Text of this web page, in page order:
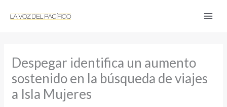
Despegar identifica un aumento
sostenido en la búsqueda de viajes
a Isla Mujeres